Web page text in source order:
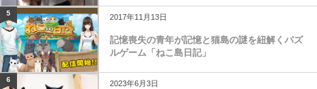
5 2017年11月13日
記憶喪失の青年が記憶と猫島の謎を紐解くパズ
ルゲーム「ねこ島日記」
6 2023年6月3日